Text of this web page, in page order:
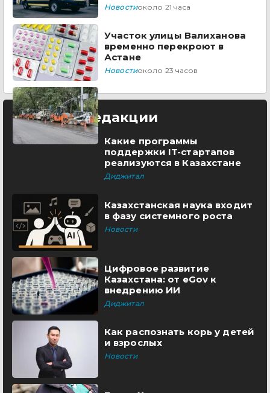
Новостиоколо 21 часа
Участок улицы Валиханова
временно перекроют в
Астане
Новостиоколо 23 часов
Выбор редакции
Какие программы
поддержки IT-стартапов
реализуются в Казахстане
Диджитал
Казахстанская наука входит
в фазу системного роста
Новости
Цифровое развитие
Казахстана: от eGov к
внедрению ИИ
Диджитал
Как распознать корь у детей
и взрослых
Новости